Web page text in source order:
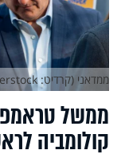
ממשל טראמפ
קולומביה
ממדאני (קרדיט: shutterstock)